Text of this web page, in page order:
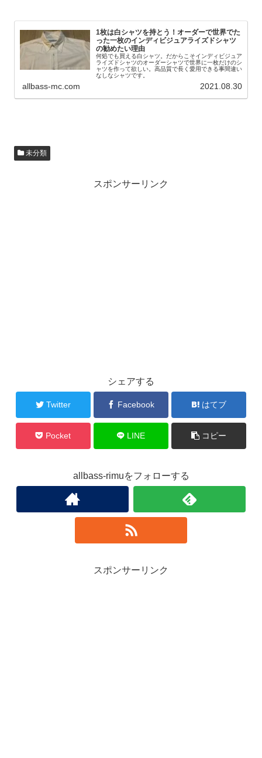
1枚は白シャツを持とう！オーダーで世界でた
った一枚のインディビジュアライズドシャツ
の勧めたい理由
何処でも買える白シャツ。だからこそインディビジュア
ライズドシャツのオーダーシャツで世界に一枚だけのシ
ャツを作って欲しい。高品質で長く愛用できる事間違い
なしなシャツです。
allbass-mc.com 2021.08.30
未分類
スポンサーリンク
シェアする
Twitter Facebook はてブ
Pocket LINE コピー
allbass-rimuをフォローする
スポンサーリンク